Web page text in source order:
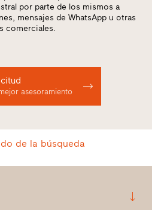
por parte de los mismos a
mensajes de WhatsApp u otras
comerciales.
asesoramiento
de la búsqueda